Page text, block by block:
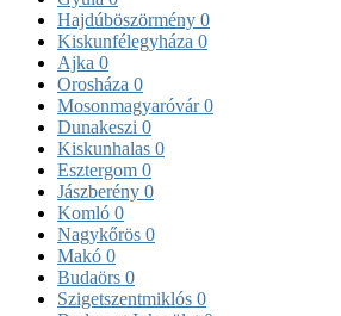
Hajdúböszörmény 0
Kiskunfélegyháza 0
Ajka 0
Orosháza 0
Mosonmagyaróvár0
Dunakeszi 0
Kiskunhalas 0
Esztergom 0
Jászberény 0
Komló 0
Nagykőrös 0
Makó 0
Budaörs 0
Szigetszentmiklós 0